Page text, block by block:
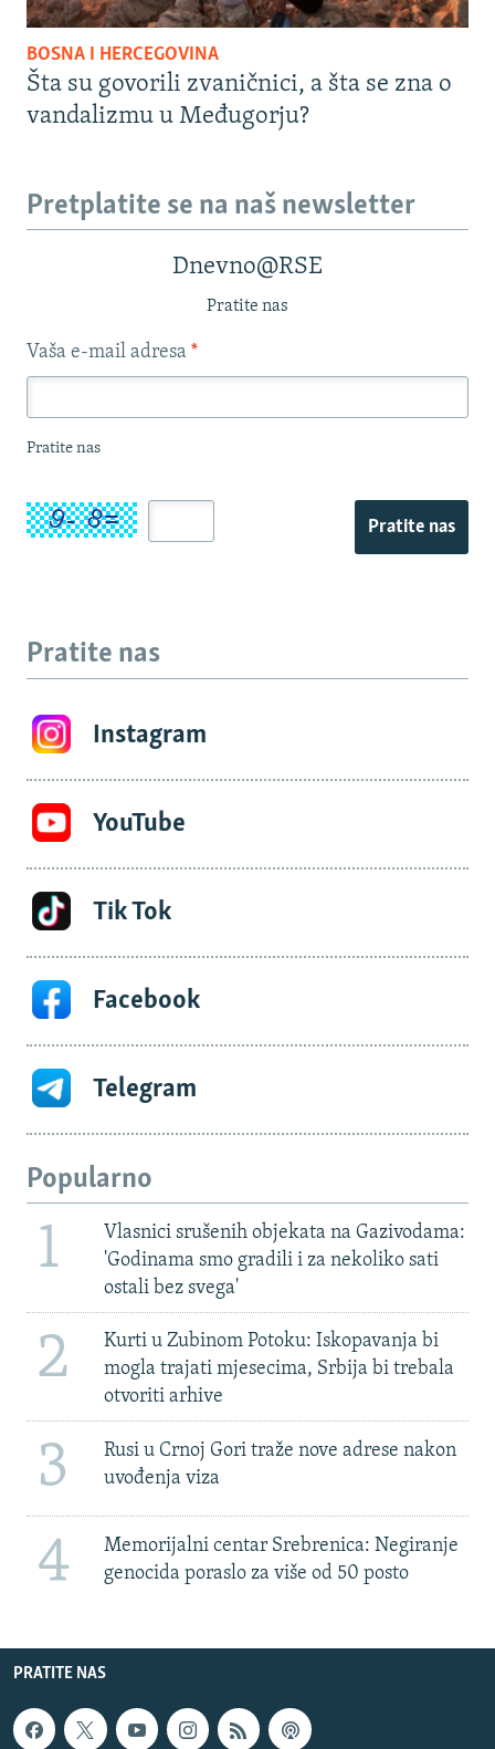
BOSNA I HERCEGOVINA
Šta su govorili zvaničnici, a šta se zna o
vandalizmu u Međugorju?
Pretplatite se na naš newsletter
Dnevno@RSE
Pratite nas
Vaša e-mail adresa *
Pratite nas
Pratite nas
Pratite nas
Instagram
YouTube
Tik Tok
Facebook
Telegram
Popularno
1
Vlasnici srušenih objekata na Gazivodama:
'Godinama smo gradili i za nekoliko sati
ostali bez svega'
2
Kurti u Zubinom Potoku: Iskopavanja bi
mogla trajati mjesecima, Srbija bi trebala
otvoriti arhive
3
Rusi u Crnoj Gori traže nove adrese nakon
uvođenja viza
4
Memorijalni centar Srebrenica: Negiranje
genocida poraslo za više od 50 posto
PRATITE NAS